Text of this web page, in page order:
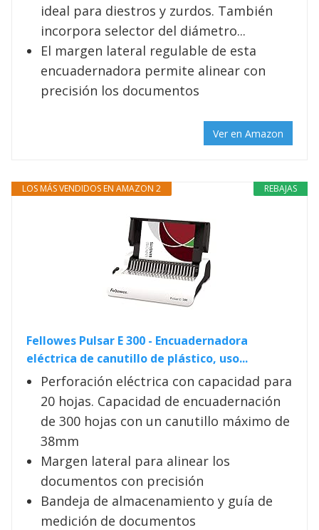
ideal para diestros y zurdos. También
incorpora selector del diámetro...
El margen lateral regulable de esta
encuadernadora permite alinear con
precisión los documentos
Ver en Amazon
REBAJAS
LOS MÁS VENDIDOS EN AMAZON 2
Fellowes Pulsar E 300 - Encuadernadora
eléctrica de canutillo de plástico, uso...
Perforación eléctrica con capacidad para
20 hojas. Capacidad de encuadernación
de 300 hojas con un canutillo máximo de
38mm
Margen lateral para alinear los
documentos con precisión
Bandeja de almacenamiento y guía de
medición de documentos